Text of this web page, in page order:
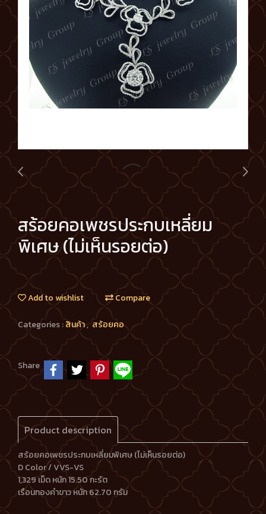
สร้อยคอเพชรประกบเหลี่ยม
พิเศษ (ไม่เห็นรอยต่อ)
Add to wishlist Compare
Categories :สินค้า, สร้อยคอ
Share
Product description
สร้อยคอเพชรประกบเหลี่ยมพิเศษ (ไม่เห็นรอยต่อ)
D Color / VVS-VS
1,329 เม็ด หนัก 15.50 กะรัต
เรือนทองคำขาว หนัก 62.70 กรัม